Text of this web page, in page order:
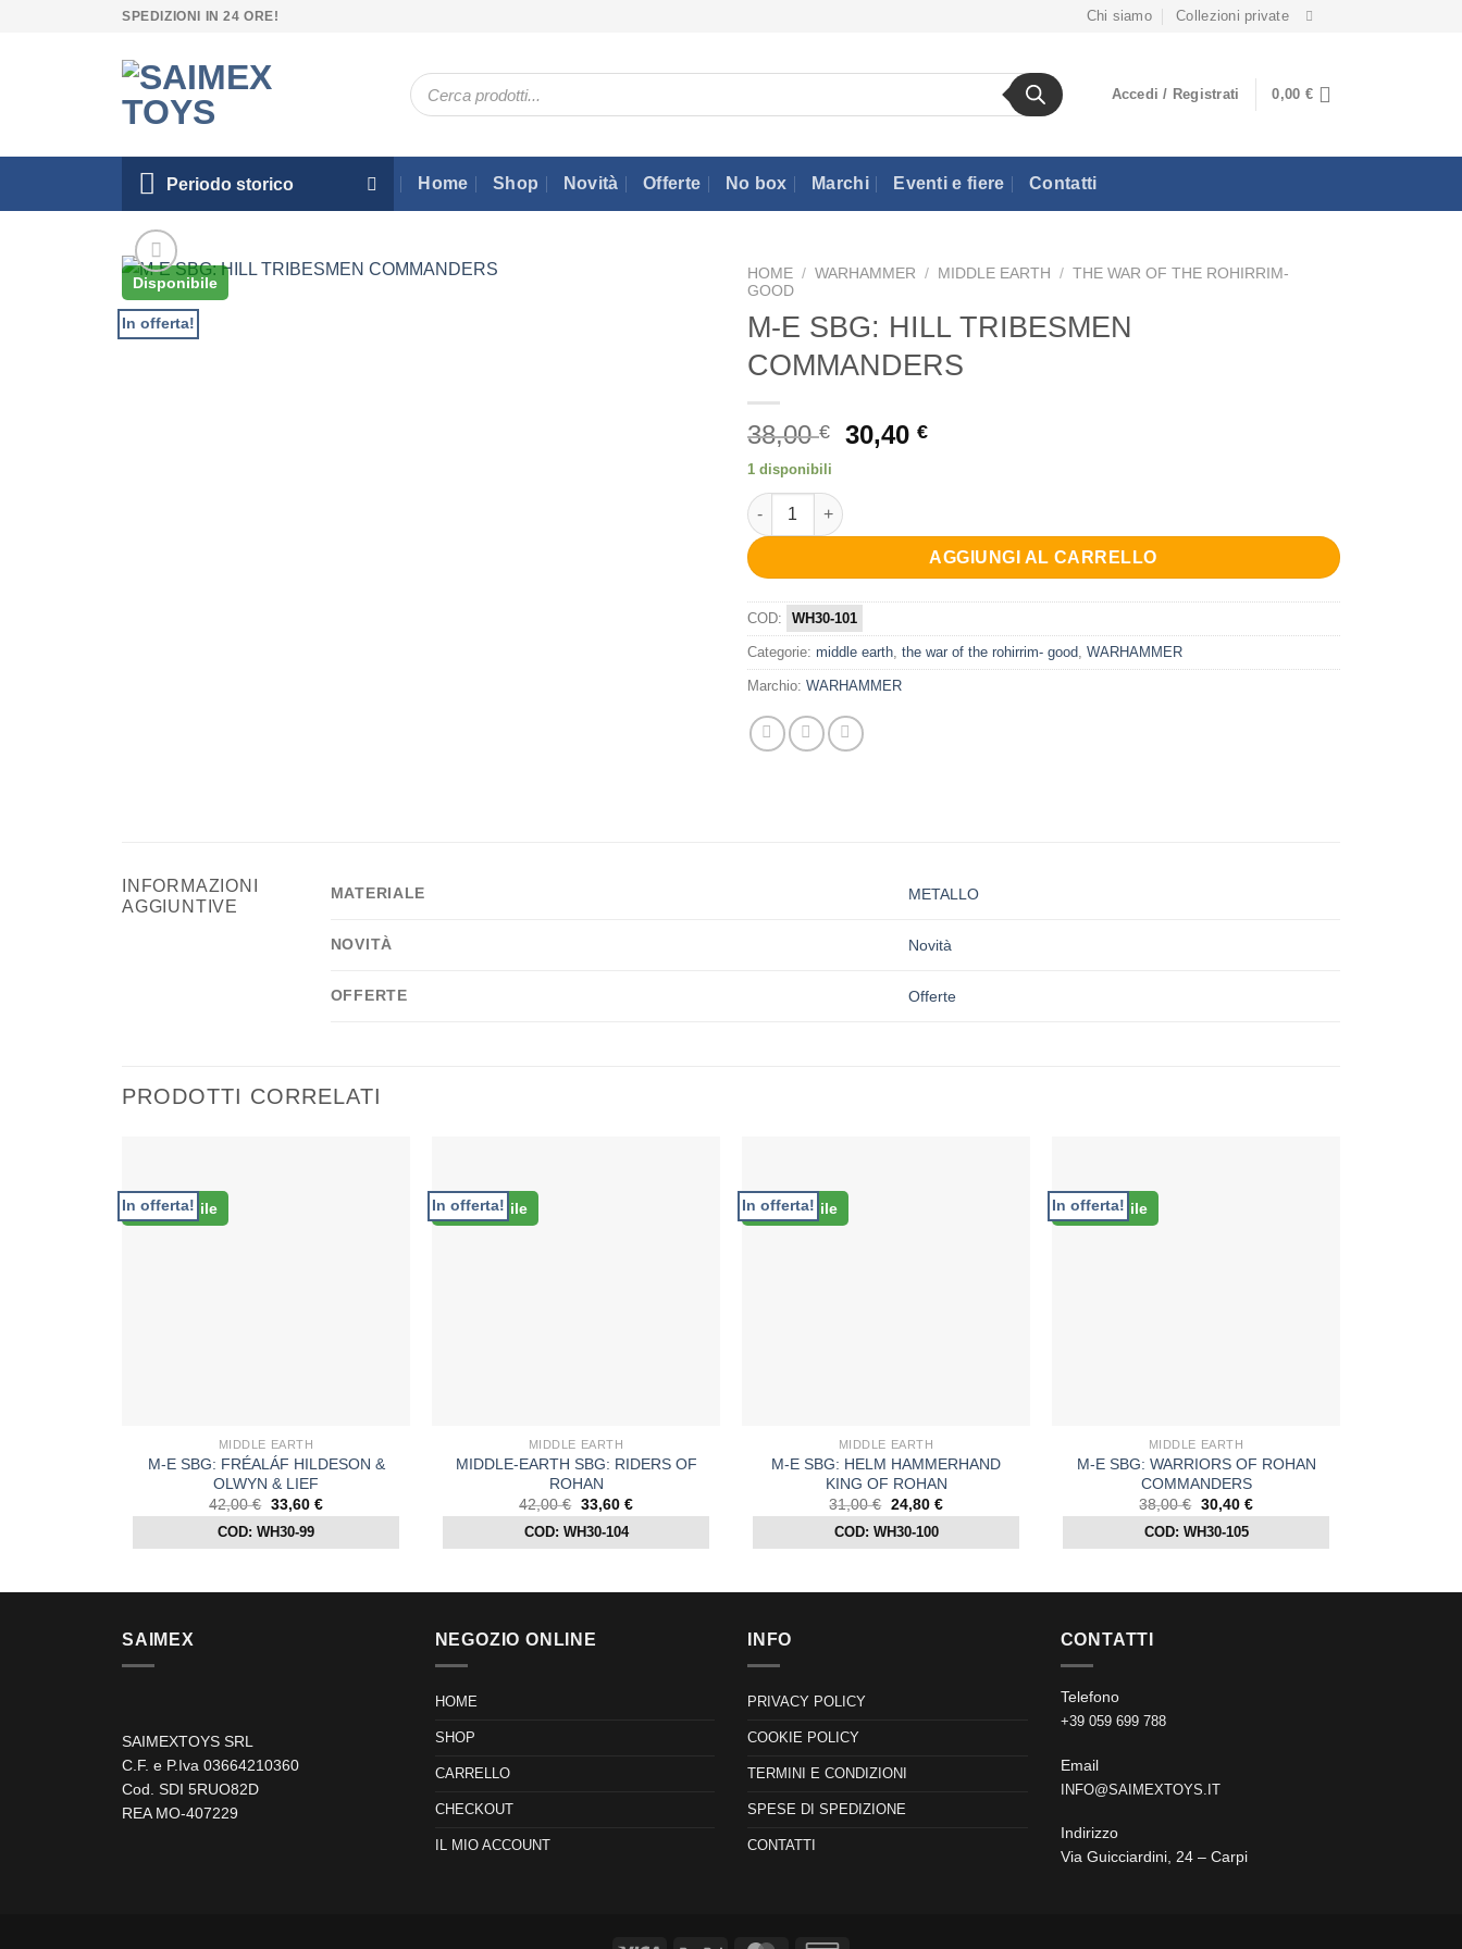
SPEDIZIONI IN 24 ORE! Chi siamo Collezioni private
Ricerca
prodotti
Accedi / Registrati 0,00 €
Periodo storico Home Shop Novità Offerte No box Marchi Eventi e fiere Contatti
Disponibile
In offerta!
HOME / WARHAMMER / MIDDLE EARTH / THE WAR OF THE ROHIRRIM-
GOOD
M-E SBG: HILL TRIBESMEN
COMMANDERS
38,00€
Il
38,00 €.
30,40€Il
30,40 €.
1 disponibili
M-E SBG: HILL TRIBESMEN COMMANDERS quantità
AGGIUNGI AL CARRELLO
COD: WH30-101
Categorie: middle earth the war of the rohirrim- good WARHAMMER
Marchio: WARHAMMER
INFORMAZIONI
AGGIUNTIVE
MATERIALE METALLO
NOVITÀ Novità
OFFERTE Offerte
PRODOTTI CORRELATI
Disponibile
In offerta!
MIDDLE EARTH
M-E SBG: FRÉALÁF HILDESON &
OLWYN & LIEF
42,00€ Il
prezzo
originale
era:
33,60 €Il
prezzo
è:
COD: WH30-99
Disponibile
In offerta!
MIDDLE EARTH
MIDDLE-EARTH SBG: RIDERS OF
ROHAN
42,00€ Il
prezzo
originale
era:
33,60 €Il
prezzo
è:
COD: WH30-104
Disponibile
In offerta!
MIDDLE EARTH
M-E SBG: HELM HAMMERHAND
KING OF ROHAN
31,00€ Il
prezzo
originale
era:
24,80 €Il
prezzo
è:
COD: WH30-100
Disponibile
In offerta!
MIDDLE EARTH
M-E SBG: WARRIORS OF ROHAN
COMMANDERS
38,00€ Il
prezzo
originale
era:
30,40 €Il
prezzo
è:
COD: WH30-105
SAIMEX
SAIMEXTOYS SRL
C.F. e P.Iva 03664210360
Cod. SDI 5RUO82D
REA MO-407229
NEGOZIO ONLINE
HOME
SHOP
CARRELLO
CHECKOUT
IL MIO ACCOUNT
INFO
PRIVACY POLICY
COOKIE POLICY
TERMINI E CONDIZIONI
SPESE DI SPEDIZIONE
CONTATTI
CONTATTI
Telefono
+39 059 699 788
Email
INFO@SAIMEXTOYS.IT
Indirizzo
Via Guicciardini, 24 – Carpi